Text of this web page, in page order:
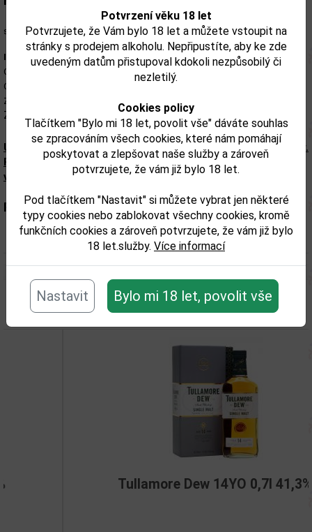
Potvrzení věku 18 let
Potvrzujete, že Vám bylo 18 let a můžete vstoupit na
stránky s prodejem alkoholu. Nepřipustíte, aby ke zde
uvedeným datům přistupoval kdokoli nezpůsobilý či
nezletilý.
Cookies policy
Tlačítkem "Bylo mi 18 let, povolit vše" dáváte souhlas
se zpracováním všech cookies, které nám pomáhají
poskytovat a zlepšovat naše služby a zároveň
potvrzujete, že vám již bylo 18 let.
Pod tlačítkem "Nastavit" si můžete vybrat jen některé
typy cookies nebo zablokovat všechny cookies, kromě
funkčních cookies a zároveň potvrzujete, že vám již bylo
18 let.služby. Více informací
Nastavit Bylo mi 18 let, povolit vše
Quiet Man Degustační Sada 2x 0,05l + sklo - Dárkové balení s originální
sklenicí. Kolekce obsahuje Quiet Man 8yo 0,05l a Quiet Man 0,05l.
Informace
Obsah alkoholu: 40%
Obsah lahve: 2x 0,05l
Země původu: Irsko
Značka: Quiet Man
Upozorňujeme, že tento produkt může obsahovat alergeny.
Přesné složení a alergeny jsou k dispozici na obalu
výrobku. Zkontrolujte prosím před konzumací.
Parametry:
Související zboží
Tullamore Dew 14YO 0,7l 41,3%